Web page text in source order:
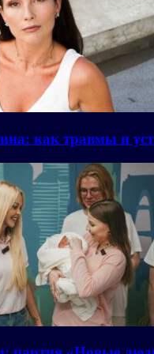
как травмы и